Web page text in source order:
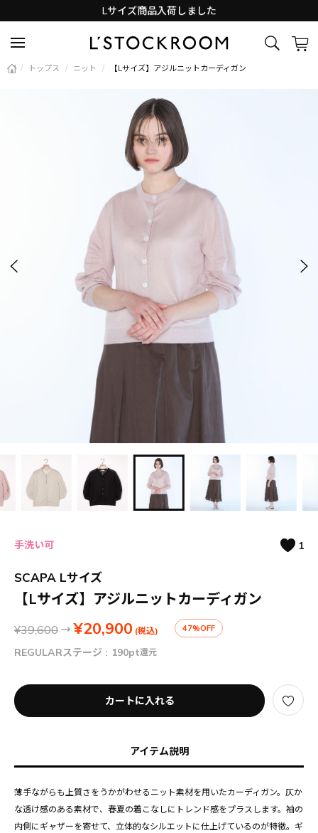
Lサイズ商品入荷しました
/ トップス / ニット / 【Lサイズ】アジルニットカーディガン
手洗い可 1
SCAPA Lサイズ
【Lサイズ】アジルニットカーディガン
¥39,600 → ¥20,900 (税込) 47%OFF
REGULARステージ : 190pt還元
カートに入れる
アイテム説明
薄手ながらも上質さをうかがわせるニット素材を用いたカーディガン。仄か
な透け感のある素材で、春夏の着こなしにトレンド感をプラスします。袖の
内側にギャザーを寄せて、立体的なシルエットに仕上げているのが特徴。ギ